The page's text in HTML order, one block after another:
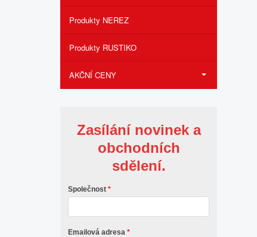
Produkty NEREZ
Produkty RUSTIKO
AKČNÍ CENY
Zasílání novinek a
obchodních
sdělení.
Společnost
Emailová adresa